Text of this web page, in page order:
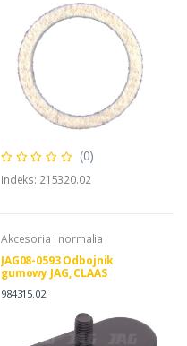
(0)
Indeks: 215320.02
Akcesoria i normalia
JAG08-0593 Odbojnik
gumowy JAG, CLAAS
984315.02